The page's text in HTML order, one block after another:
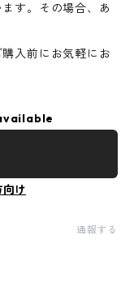
す。その場合、あ
入前にお気軽にお
向け
通報する